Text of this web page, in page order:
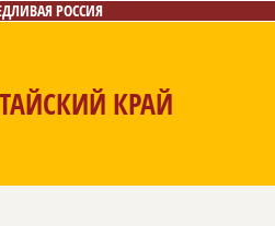
РОССИЯ
КРАЙ